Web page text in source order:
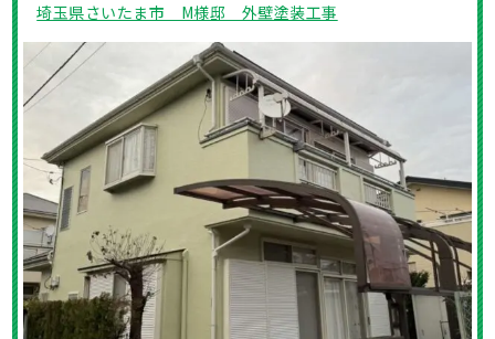
埼玉県さいたま市 M様邸 外壁塗装工事